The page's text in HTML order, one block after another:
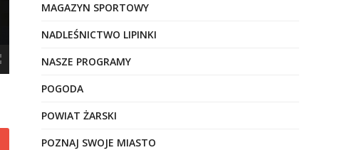
MAGAZYN SPORTOWY
NADLEŚNICTWO LIPINKI
NASZE PROGRAMY
POGODA
POWIAT ŻARSKI
POZNAJ SWOJE MIASTO